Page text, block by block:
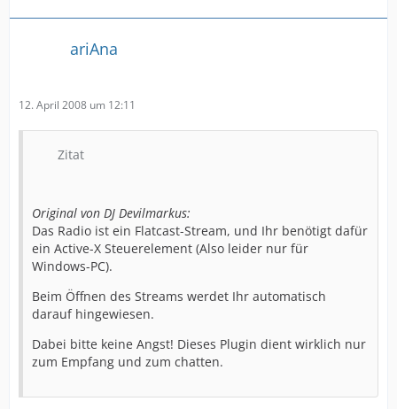
ariAna
12. April 2008 um 12:11
Zitat
Original von DJ Devilmarkus:
Das Radio ist ein Flatcast-Stream, und Ihr benötigt dafür
ein Active-X Steuerelement (Also leider nur für
Windows-PC).
Beim Öffnen des Streams werdet Ihr automatisch
darauf hingewiesen.
Dabei bitte keine Angst! Dieses Plugin dient wirklich nur
zum Empfang und zum chatten.